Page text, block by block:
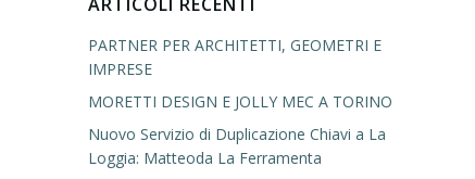
PARTNER PER ARCHITETTI, GEOMETRI E
IMPRESE
MORETTI DESIGN E JOLLY MEC A TORINO
Nuovo Servizio di Duplicazione Chiavi a La
Loggia: Matteoda La Ferramenta